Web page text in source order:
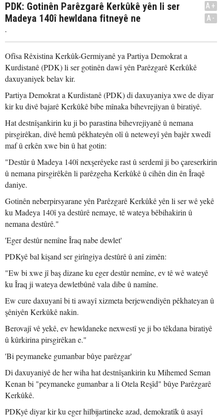
PDK: Gotinên Parêzgarê Kerkûkê yên li ser
Madeya 140î hewldana fitneyê ne
.
A+
A-
Ofîsa Rêxistina Kerkûk-Germiyanê ya Partiya Demokrat a
Kurdistanê (PDK) li ser gotinên dawî yên Parêzgarê Kerkûkê
daxuyaniyek belav kir.
Partiya Demokrat a Kurdistanê (PDK) di daxuyaniya xwe de diyar
kir ku divê bajarê Kerkûkê bibe mînaka bihevrejiyan û biratiyê.
Hat destnîşankirin ku ji bo parastina bihevrejiyanê û nemana
pirsgirêkan, divê hemû pêkhateyên olî û neteweyî yên bajêr xwedî
maf û erkên xwe bin û hat gotin:
"Destûr û Madeya 140î nexşerêyeke rast û serdemî ji bo çareserkirin
û nemana pirsgirêkên li parêzgeha Kerkûkê û cihên din ên Îraqê
daniye.
Gotinên neberpirsyarane yên Parêzgarê Kerkûkê yên li ser wê yekê
ku Madeya 140î ya destûrê nemaye, tê wateya bêbihakirin û
nemana destûrê."
'Eger destûr nemîne Îraq nabe dewlet'
PDKyê bal kişand ser girîngiya destûrê û anî zimên:
"Ew bi xwe jî baş dizane ku eger destûr nemîne, ev tê wê wateyê
ku Îraq ji wateya dewletbûnê vala dibe û namîne.
Ew cure daxuyanî bi ti awayî xizmeta berjewendiyên pêkhateyan û
şêniyên Kerkûkê nakin.
Berovajî vê yekê, ev hewldaneke nexwestî ye ji bo têkdana biratiyê
û kûrkirina pirsgirêkan e."
'Bi peymaneke gumanbar bûye parêzgar'
Di daxuyaniyê de her wiha hat destnîşankirin ku Mihemed Seman
Kenan bi "peymaneke gumanbar a li Otela Reşîd" bûye Parêzgarê
Kerkûkê.
PDKyê diyar kir ku eger hilbijartineke azad, demokratîk û asayî